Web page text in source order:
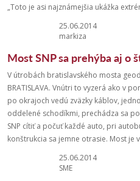
„Toto je asi najznámejšia ukážka
25.06.2014
markiza
Most SNP sa prehýba aj o
V útrobách bratislavského mosta
BRATISLAVA. Vnútri to vyzerá ako v
po okrajoch vedú zväzky káblov,
oddelené schodíkmi, prechádza sa
SNP cítiť a počuť každé auto, pri
konštrukcia sa jemne otrasie. Most je
25.06.2014
SME